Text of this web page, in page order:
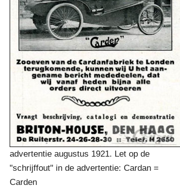
advertentie augustus 1921. Let op de
"schrijffout" in de advertentie: Cardan =
Carden